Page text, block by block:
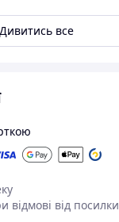
Дивитись все
від посилки